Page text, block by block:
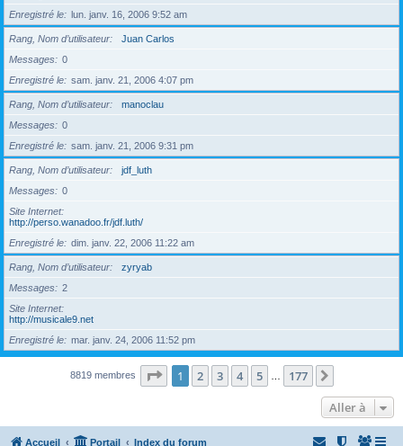
Enregistré le
lun. janv. 16, 2006 9:52 am
Rang, Nom d’utilisateur
Juan Carlos
Messages
0
Enregistré le
sam. janv. 21, 2006 4:07 pm
Rang, Nom d’utilisateur
manoclau
Messages
0
Enregistré le
sam. janv. 21, 2006 9:31 pm
Rang, Nom d’utilisateur
jdf_luth
Messages
0
Site Internet
http://perso.wanadoo.fr/jdf.luth/
Enregistré le
dim. janv. 22, 2006 11:22 am
Rang, Nom d’utilisateur
zyryab
Messages
2
Site Internet
http://musicale9.net
Enregistré le
mar. janv. 24, 2006 11:52 pm
8819 membres Page 1sur177
1 2 3 4 5 177
Aller à
Accueil Portail Index du forum